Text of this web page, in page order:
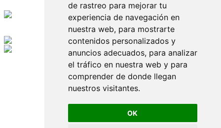
de rastreo para mejorar tu
experiencia de navegación en
nuestra web, para mostrarte
contenidos personalizados y
anuncios adecuados, para analizar
el tráfico en nuestra web y para
comprender de donde llegan
nuestros visitantes.
OK
Edición digital con tecnología
Playa Revolcadero 222 Col. Reforma Iztaccihuatl Norte C.P. 08810
CIUDAD DE MEXICO
Conmutador CIUDAD DE MEXICO (+52) 555 740 4476, 555 740
© 2000-2026 BURO DE MERCADOTECNIA DEL CENTRO,
S.A. Todos los derechos reservados
Todos los nombres, marcas, logotipos, productos e imagenes
mencionados son propiedad de sus respectivos dueños